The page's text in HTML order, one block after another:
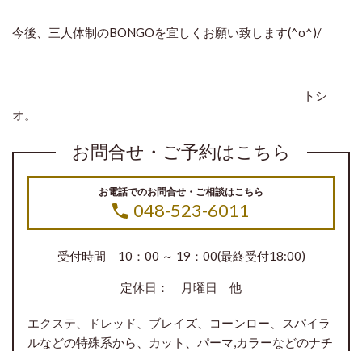
今後、三人体制のBONGOを宜しくお願い致します(^o^)/
トシ
オ。
お問合せ・ご予約はこちら
お電話でのお問合せ・ご相談はこちら
048-523-6011
受付時間 10：00 ～ 19：00(最終受付18:00)
定休日： 月曜日 他
エクステ、ドレッド、ブレイズ、コーンロー、スパイラ
ルなどの特殊系から、カット、パーマ,カラーなどのナチ